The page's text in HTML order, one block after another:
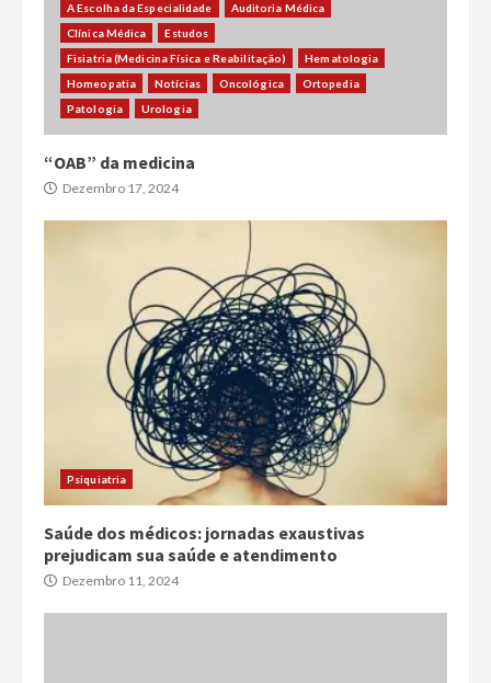
A Escolha da Especialidade
Auditoria Médica
Clínica Médica
Estudos
Fisiatria (Medicina Física e Reabilitação)
Hematologia
Homeopatia
Notícias Oncológica
Ortopedia
Patologia
Urologia
“OAB” da medicina
Dezembro 17, 2024
Psiquiatria
Saúde dos médicos: jornadas exaustivas
prejudicam sua saúde e atendimento
Dezembro 11, 2024